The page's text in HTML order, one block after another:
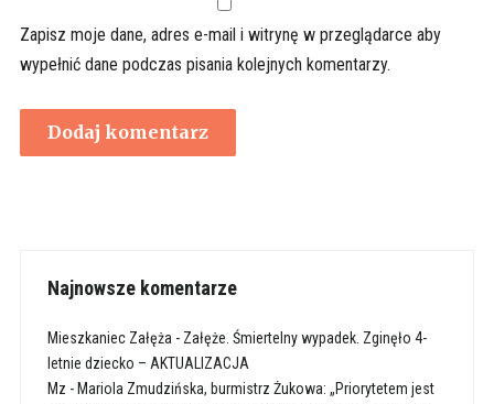
Zapisz moje dane, adres e-mail i witrynę w przeglądarce aby
wypełnić dane podczas pisania kolejnych komentarzy.
Najnowsze komentarze
Mieszkaniec Załęża - Załęże. Śmiertelny wypadek. Zginęło 4-
letnie dziecko – AKTUALIZACJA
Mz - Mariola Zmudzińska, burmistrz Żukowa: „Priorytetem jest